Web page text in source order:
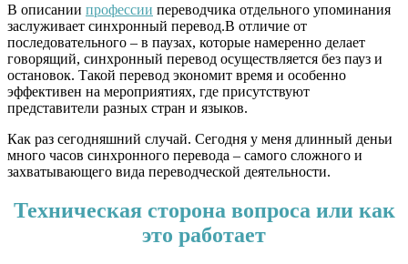
В описании профессии переводчика отдельного упоминания
заслуживает синхронный перевод.В отличие от
последовательного – в паузах, которые намеренно делает
говорящий, синхронный перевод осуществляется без пауз и
остановок. Такой перевод экономит время и особенно
эффективен на мероприятиях, где присутствуют
представители разных стран и языков.
Как раз сегодняшний случай. Сегодня у меня длинный деньи
много часов синхронного перевода – самого сложного и
захватывающего вида переводческой деятельности.
Техническая сторона вопроса или как
это работает